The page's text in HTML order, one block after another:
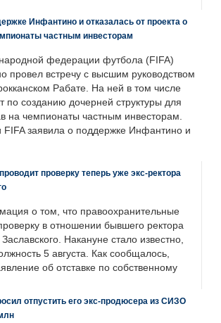
Инфантино и отказалась от проекта о
частным инвесторам
федерации футбола (FIFA)
провел встречу с высшим руководством
Рабате. На ней в том числе
по созданию дочерней структуры для
на чемпионаты частным инвесторам.
FIFA заявила о поддержке Инфантино и
проверку теперь уже экс-ректора
о том, что правоохранительные
в отношении бывшего ректора
Накануне стало известно,
5 августа. Как сообщалось,
об отставке по собственному
отпустить его экс-продюсера из СИЗО